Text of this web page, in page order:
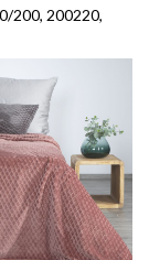
200, 200220,